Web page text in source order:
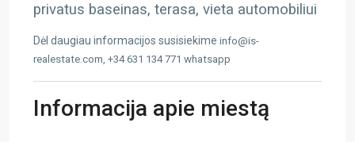
privatus baseinas, terasa, vieta automobiliui
Dėl daugiau informacijos susisiekime info@is-
realestate.com, +34 631 134 771 whatsapp
Informacija apie miestą